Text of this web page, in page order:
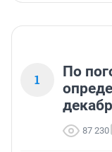
1
По
87 230